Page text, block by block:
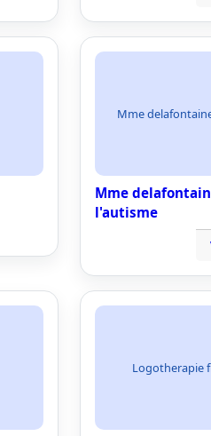
Mme
Mme
l'autisme
Logotherapie